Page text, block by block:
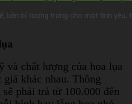
bền bỉ tượng trưng cho một tình yêu,
và chất lượng của hoa lụa
giá khác nhau. Thông
phải trả từ 100.000 đến